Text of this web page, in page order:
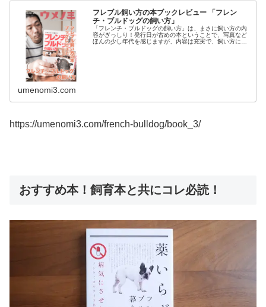
フレブル飼い方の本ブックレビュー 「フレン
チ・ブルドッグの飼い方」
「フレンチ・ブルドッグの飼い方」は、まさに飼い方の内
容がぎっしり！発行日が古めの本ということで、写真など
ほんの少し年代を感じますが、内容は充実で、飼い方に関
umenomi3.com
https://umenomi3.com/french-bulldog/book_3/
おすすめ本！飼育本と共にコレ必読！